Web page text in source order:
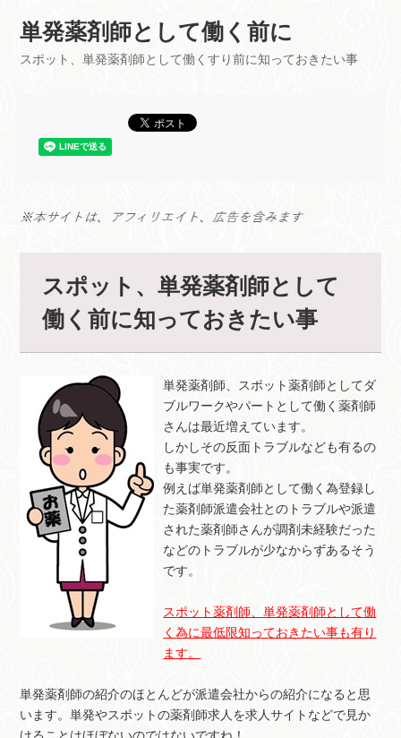
単発薬剤師として働く前に
スポット、単発薬剤師として働くすり前に知っておきたい事
スポット、単発薬剤師として
働く前に知っておきたい事
単発薬剤師、スポット薬剤師としてダ
ブルワークやパートとして働く薬剤師
さんは最近増えています。
しかしその反面トラブルなども有るの
も事実です。
例えば単発薬剤師として働く為登録し
た薬剤師派遣会社とのトラブルや派遣
された薬剤師さんが調剤未経験だった
などのトラブルが少なからずあるそう
です。
スポット薬剤師、単発薬剤師として働
く為に最低限知っておきたい事も有り
ます。
単発薬剤師の紹介のほとんどが派遣会社からの紹介になると思
います。単発やスポットの薬剤師求人を求人サイトなどで見か